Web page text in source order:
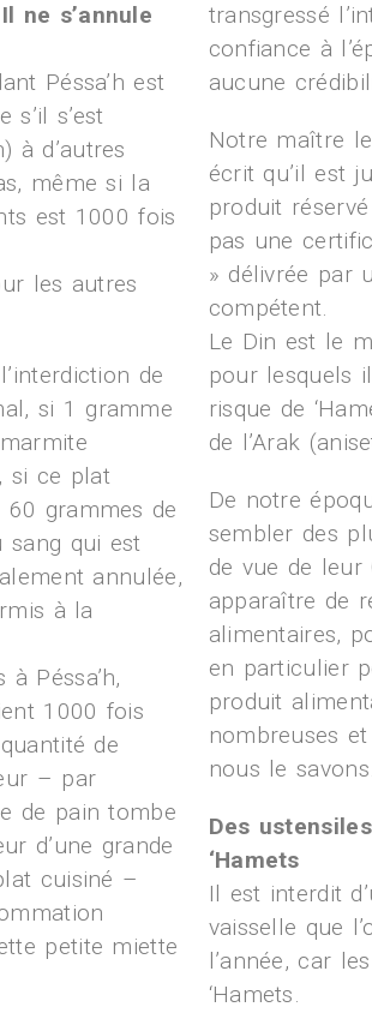
ne s’annule
Péssa’h est
s’est
à d’autres
même si la
est 1000 fois
les autres
de
si 1 gramme
si ce plat
grammes de
sang qui est
annulée,
à la
Péssa’h,
1000 fois
de
– par
de pain tombe
d’une grande
cuisiné –
petite miette
transgressé
confiance à
aucune
Notre maître le
écrit qu’il est
produit réservé
pas une
» délivrée par
compétent.
Le Din est le
pour lesquels
risque de
de l’Arak
De notre
sembler des
de vue de leur
apparaître de
alimentaires,
en particulier
produit
nombreuses
nous le savons.
Des
‘Hamets
Il est interdit
vaisselle que
l’année, car
‘Hamets.